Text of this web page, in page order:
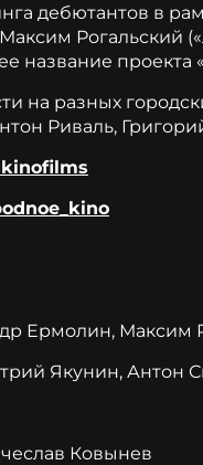
дебютантов в
Рогальский
название проекта
на разных
Риваль,
Ермолин, Максим
Якунин, Антон
Ковынев